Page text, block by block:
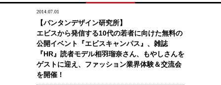
2014.07.01
【バンタンデザイン研究所】
エビスから発信する10代の若者に向けた無料の
公開イベント『エビスキャンパス』、雑誌
『HR』読者モデル相羽瑠奈さん、もやしさんを
ゲストに迎え、ファッション業界体験＆交流会
を開催！